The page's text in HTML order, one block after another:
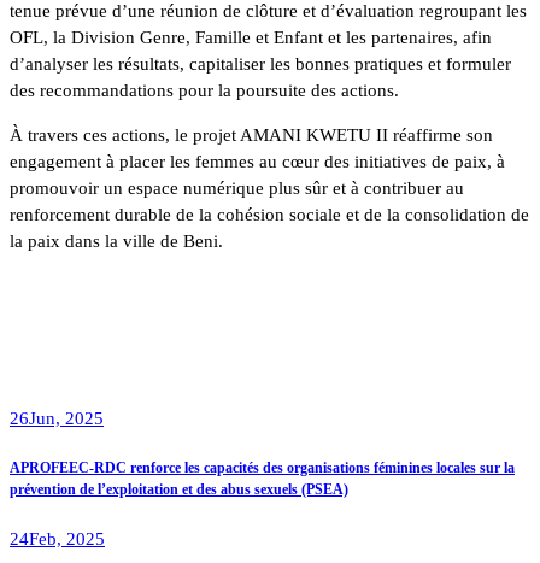
tenue prévue d’une réunion de clôture et d’évaluation regroupant les
OFL, la Division Genre, Famille et Enfant et les partenaires, afin
d’analyser les résultats, capitaliser les bonnes pratiques et formuler
des recommandations pour la poursuite des actions.
À travers ces actions, le projet AMANI KWETU II réaffirme son
engagement à placer les femmes au cœur des initiatives de paix, à
promouvoir un espace numérique plus sûr et à contribuer au
renforcement durable de la cohésion sociale et de la consolidation de
la paix dans la ville de Beni.
26Jun, 2025
APROFEEC-RDC renforce les capacités des organisations féminines locales sur la
prévention de l’exploitation et des abus sexuels (PSEA)
24Feb, 2025